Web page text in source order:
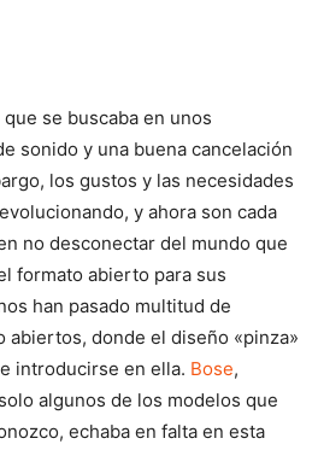
se buscaba en unos
sonido y una buena cancelación
los gustos y las necesidades
y ahora son cada
no desconectar del mundo que
formato abierto para sus
han pasado multitud de
abiertos, donde el diseño «pinza»
introducirse en ella. Bose,
algunos de los modelos que
echaba en falta en esta